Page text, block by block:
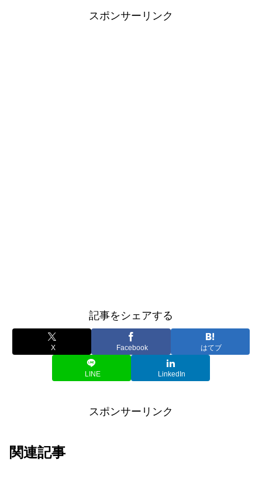
スポンサーリンク
記事をシェアする
X Facebook はてブ
LINE LinkedIn
スポンサーリンク
関連記事